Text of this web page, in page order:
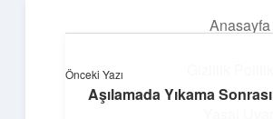
Anasayfa
Önceki Yazı
Aşılamada Yıkama